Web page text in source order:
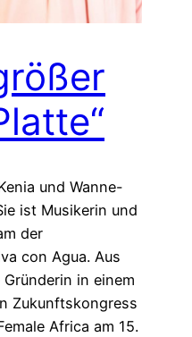
und Wanne-
ist Musikerin und
der
con Agua. Aus
in einem
Zukunftskongress
Africa am 15.